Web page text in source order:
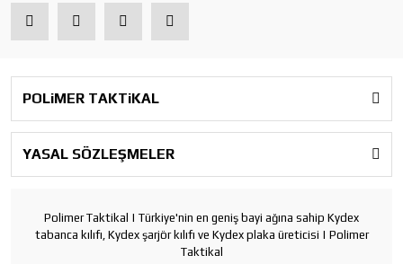
POLiMER TAKTiKAL
YASAL SÖZLEŞMELER
Polimer Taktikal | Türkiye'nin en geniş bayi ağına sahip Kydex
tabanca kılıfı, Kydex şarjör kılıfı ve Kydex plaka üreticisi | Polimer
Taktikal